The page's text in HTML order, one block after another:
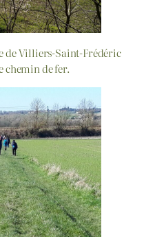
de Villiers-Saint-Frédéric
chemin de fer.